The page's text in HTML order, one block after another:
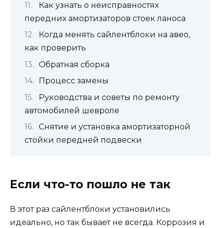
Как узнать о неисправностях
передних амортизаторов стоек ланоса
Когда менять сайлентблоки на авео,
как проверить
Обратная сборка
Процесс замены
Руководства и советы по ремонту
автомобилей шевроле
Снятие и установка амортизаторной
стойки передней подвески
Если что-то пошло не так
В этот раз сайлентблоки установились
идеально, но так бывает не всегда. Коррозия и